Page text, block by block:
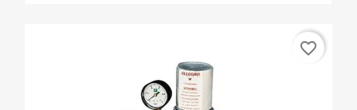
favorite_border